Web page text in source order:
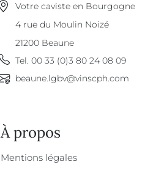
Votre caviste en Bourgogne
4 rue du Moulin Noizé
21200 Beaune
Tel. 00 33 (0)3 80 24 08 09
beaune.lgbv@vinscph.com
À propos
À propos
Mentions légales